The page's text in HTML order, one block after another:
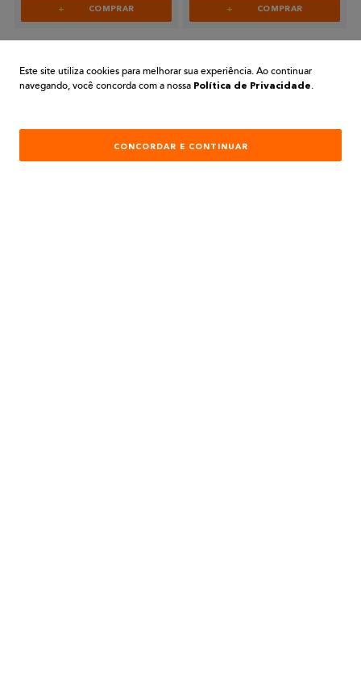
COMPRAR COMPRAR
Este site utiliza cookies para melhorar sua experiência. Ao continuar
navegando, você concorda com a nossa Política de Privacidade.
CONCORDAR E CONTINUAR